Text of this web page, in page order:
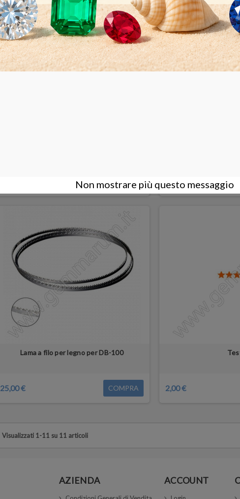
COMPRA 30,00 €
Lama a filo per legno per DB-100
25,00 € COMPRA 2,00 €
Visualizzati 1-11 su 11 articoli
AZIENDA ACCOUNT
Non mostrare più questo messaggio